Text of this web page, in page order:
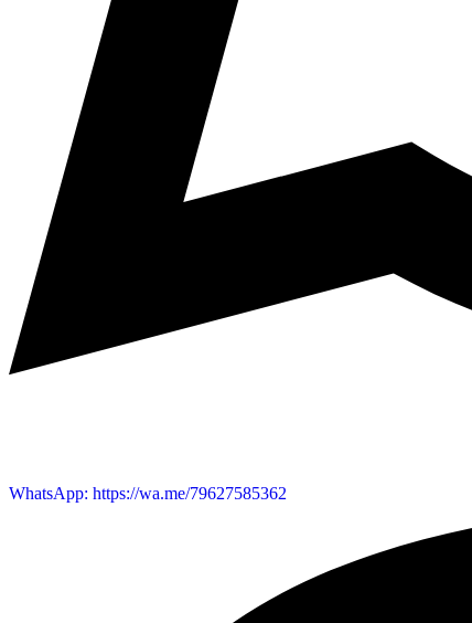
WhatsApp: https://wa.me/79627585362